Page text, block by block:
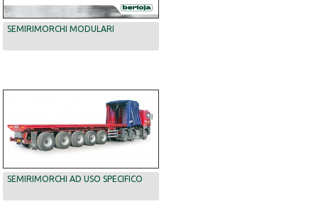
SEMIRIMORCHI MODULARI
SEMIRIMORCHI AD USO SPECIFICO